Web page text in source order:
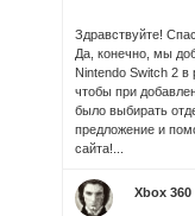
Здравствуйте!
Да, конечно, мы
Nintendo Switch 2
чтобы при
было выбирать
предложение и
сайта!...
Xbox 360